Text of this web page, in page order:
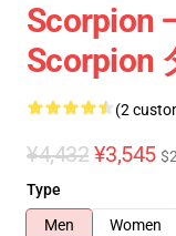
Scorpion
Scorpion
(2
¥4,432 ¥3,545
Type
Men
Women